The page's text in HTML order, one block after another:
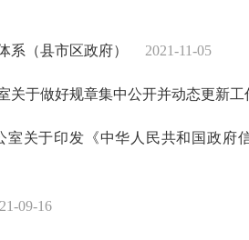
系（县市区政府） 2021-11-05
关于做好规章集中公开并动态更新工
室关于印发《中华人民共和国政府
09-16